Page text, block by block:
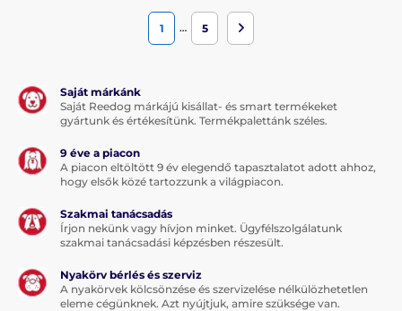
1 … 5
Saját márkánk
Saját Reedog márkájú kisállat- és smart termékeket
gyártunk és értékesítünk. Termékpalettánk széles.
9 éve a piacon
A piacon eltöltött 9 év elegendő tapasztalatot adott ahhoz,
hogy elsők közé tartozzunk a világpiacon.
Szakmai tanácsadás
Írjon nekünk vagy hívjon minket. Ügyfélszolgálatunk
szakmai tanácsadási képzésben részesült.
Nyakörv bérlés és szerviz
A nyakörvek kölcsönzése és szervizelése nélkülözhetetlen
eleme cégünknek. Azt nyújtjuk, amire szüksége van.